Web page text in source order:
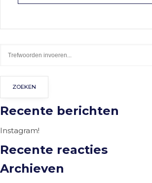
Recente berichten
Instagram!
Recente reacties
Archieven